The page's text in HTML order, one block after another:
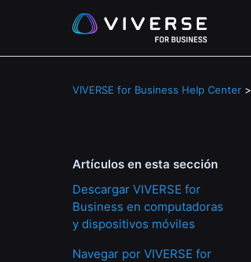
VIVERSE for Business Help Center
Artículos en esta sección
Descargar VIVERSE for
Business en computadoras
y dispositivos móviles
Navegar por VIVERSE for